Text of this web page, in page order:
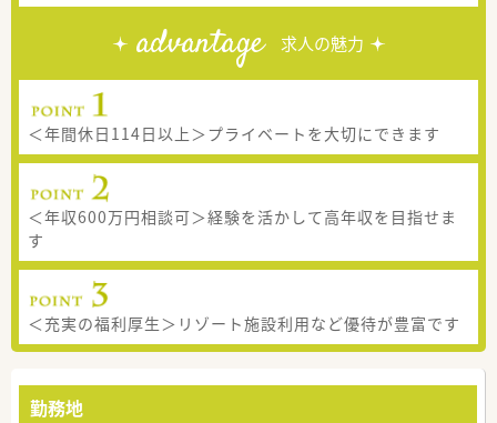
advantage 求人の魅力
＜年間休日114日以上＞プライベートを大切にできます
＜年収600万円相談可＞経験を活かして高年収を目指せま
す
＜充実の福利厚生＞リゾート施設利用など優待が豊富です
勤務地